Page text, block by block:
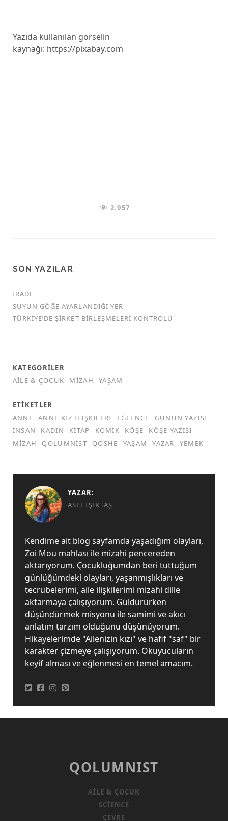
Yazıda kullanılan görselin
kaynağı: https://pixabay.com
2.957
SON YAZILAR
İRADE
SUYUN GÖĞE AYARLANDIĞI YER
TÜRKİYE’DE ŞİRKET BİRLEŞMELERİ KONTROLÜ
KATEGORILER
AILE & ÇOCUK
MIZAH YAŞAM
ETIKETLER
ANNE
ANNE KIZ ILIŞKILERI EĞLENCE
GÜNÜN YAZISI
INSAN
KADIN KITAP KOMIK KÖŞE
KÖŞE YAZISI
MIZAH
QOLUMNIST QOSHE YAŞAM YAZAR YEMEK
YAZAR:
ASLI IŞIKTAŞ
Kendime ait blog sayfamda yaşadığım olayları,
Zoi Mou mahlası ile mizahi pencereden
aktarıyorum. Çocukluğumdan beri tuttuğum
günlüğümdeki olayları, yaşanmışlıkları ve
tecrübelerimi, aile ilişkilerimi mizahi dille
aktarmaya çalışıyorum. Güldürürken
düşündürmek misyonu ile samimi ve akıcı
anlatım tarzım olduğunu düşünüyorum.
Hikayelerimde "Ailenizin kızı" ve hafif "saf" bir
karakter çizmeye çalışıyorum. Okuyucuların
keyif alması ve eğlenmesi en temel amacım.
QOLUMNIST
AILE & ÇOCUK
SCIENCE
ÇEVRE